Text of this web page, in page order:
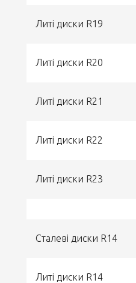
Литі диски R19
Литі диски R20
Литі диски R21
Литі диски R22
Литі диски R23
Сталеві диски R14
Литі диски R14